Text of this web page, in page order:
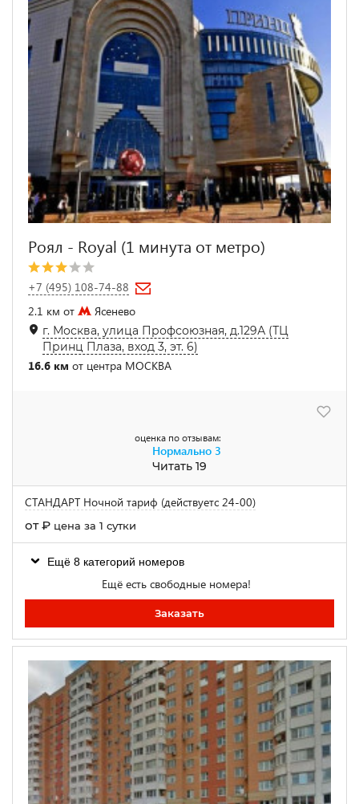
Роял - Royal (1 минута от метро)
+7 (495) 108-74-88
2.1 км от
Ясенево
г. Москва, улица Профсоюзная, д.129А (ТЦ
Принц Плаза, вход 3, эт. 6)
16.6 км от центра МОСКВА
оценка по отзывам:
Нормально 3
Читать 19
СТАНДАРТ Ночной тариф (действуетс 24-00)
от₽ цена за 1 сутки
Ещё 8 категорий номеров
Ещё есть свободные номера!
Заказать